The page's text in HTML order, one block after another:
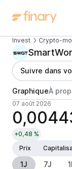
Invest Crypto-
Suivre dans
GraphiqueÀ
07 août 2026
+0,48 %
Prix
1J 7J